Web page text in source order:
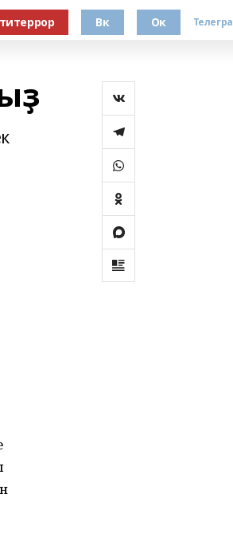
Вк Ок